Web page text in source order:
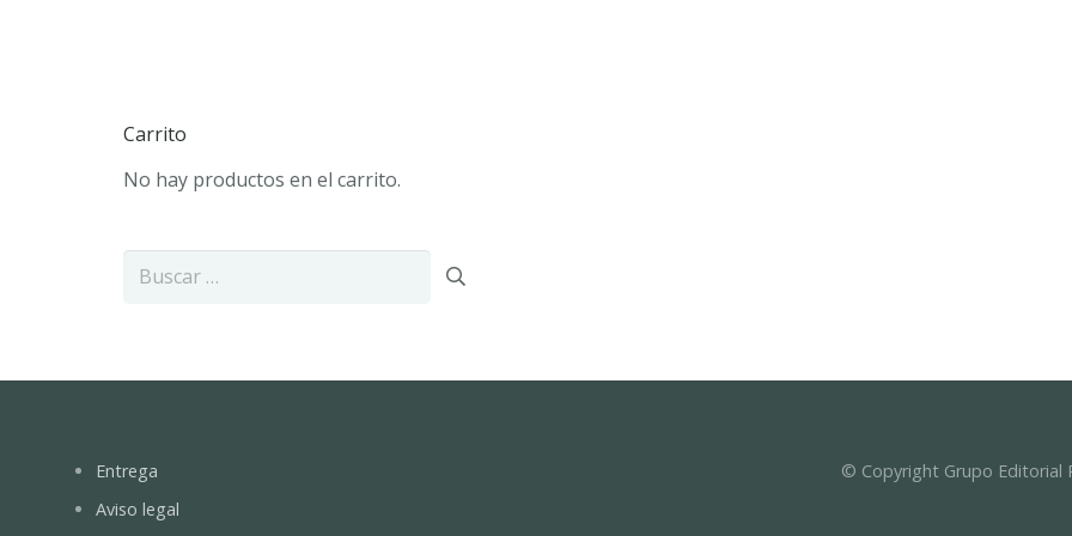
Carrito
No hay productos en el carrito.
Buscar:
Entrega
Aviso legal
© Copyright Grupo Editorial